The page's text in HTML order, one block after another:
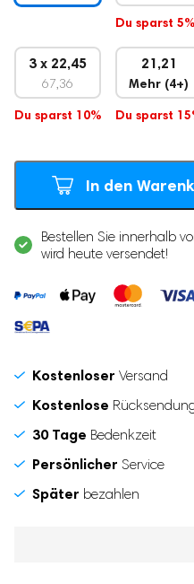
Du sparst 5%
3 x 22,45
67,36
Du sparst 10%
21,21
Mehr (4+)
Du sparst
In den
Bestellen Sie innerhalb
wird heute versendet!
Kostenloser Versand
Kostenlose
30 Tage Bedenkzeit
Persönlicher Service
Später bezahlen
Bauchgurt für die